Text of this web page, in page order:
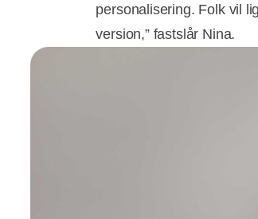
personalisering. Folk vil
version,” fastslår Nina.